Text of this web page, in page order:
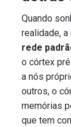
Quando
realidade,
rede
o córtex
a nós
outros, o
memórias
que tem